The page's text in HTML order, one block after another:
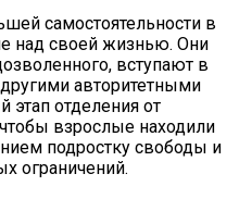
самостоятельности в
над своей жизнью. Они
вступают в
авторитетными
этап отделения от
взрослые находили
подростку свободы и
ограничений.